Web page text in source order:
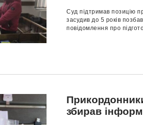
Суд підтримав позицію
засудив до 5 років
повідомлення про
збирав